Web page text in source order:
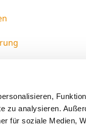
zu analysieren.
für soziale Medien,